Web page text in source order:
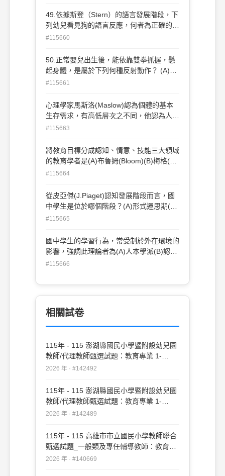
頓悟→潛意識思考 (C)分析經驗與問題→潛
意識思考→頓悟→驗證與修正 (D)潛意識思
49.依據斯登（Stern）的語言發展階段，下
列幼兒看見狗的語言反應，何者為正確的發
展順序？ (A)「汪汪」→「汪汪走」→「我
「汪汪」→「汪汪走」→「狗狗為什麼愛啃
骨頭？」→「我怕狗狗」 (C)「汪汪」
狗」。
#115660
50.正常嬰兒出生後，能依靠雙拳抓握，懸
起身體，是屬於下列何種反射動作？ (A)達
爾文反射( Darwinian reflex ) (B)摩羅反射
reflex) (D)游泳反射(Swimming reflex)。
#115661
心理學家馬斯洛(Maslow)認為個體的基本
生存需求，有高低層次之不同，他認為人類
最高層次需求是什麼？？(A)愛與隸屬需求
(E)安全需求。
#115663
將教育目標分成認知、情意、技能三大領域
的教育學者是(A)布魯姆(Bloom)(B)梅格(C)
辛普遜(D)斯賓塞(E)皮亞傑(J.Piaget)。
#115664
從皮亞傑(J.Piaget)認知發展階段而言，國
中學生是位於哪個階段？(A)形式運思期(B)
具體運思期(C)抽象期(D)感覺動作期(E)運
#115665
國中學生的學習行為，常受制於外在環境的
影響，強調此理論者為(A)人本學派(B)認知
學派(C)精神分析學派(D)道德發展學派(E)
#115666
相關試卷
115年 - 115 澎湖縣國民小學暨附設幼兒園
教師/代理教師甄選試題：教育專業 1-
20#142492
2026 年 · #142492
115年 - 115 澎湖縣國民小學暨附設幼兒園
教師/代理教師甄選試題：教育專業 1-
50#142489
2026 年 · #142489
115年 - 115 高雄市市立國民小學教師聯合
甄選試題_一般類及專任輔導教師：教育專
業#140669
2026 年 · #140669